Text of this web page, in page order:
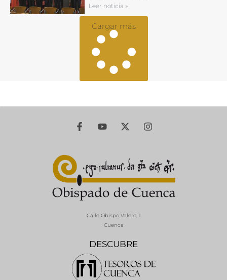
Leer noticia »
Cargar más
DESCUBRE
Calle Obispo Valero, 1
Cuenca